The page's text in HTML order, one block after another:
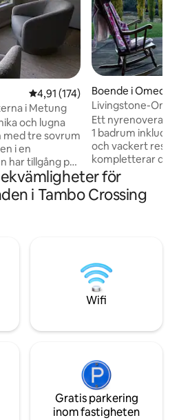
4,91 av 5 i genomsnittligt
4,91 (174)
i Metung
och lugna
tre sovrum
i en
har tillgång på
några trappor.
väcker dig,
ligger en
ligger 1,5 km
Boende i Omeo
Livingstone-
Ett nyrenoverat
1 badrum
och vackert
kompletterar det
tillbaka, slappna
Valley. Ligger
inklusive
fiske, vandring,
som har med snö
för
i Tambo Crossing
Wifi
Gratis parkering
inom fastigheten